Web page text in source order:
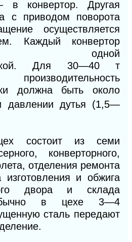
конвертор. Другая
с приводом поворота
осуществляется
Каждый конвертор
одной
Для 30—40 т
должна быть около
давлении дутья (1,5—
состоит из семи
конверторного,
отделения ремонта
и обжига
двора и склада
в цехе 3—4
сталь передают